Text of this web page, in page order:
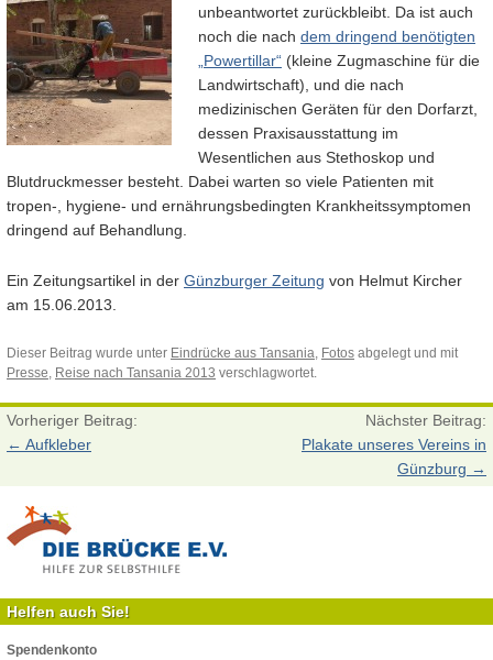
unbeantwortet zurückbleibt. Da ist auch
noch die nach dem dringend benötigten
„Powertillar“ (kleine Zugmaschine für die
Landwirtschaft), und die nach
medizinischen Geräten für den Dorfarzt,
dessen Praxisausstattung im
Wesentlichen aus Stethoskop und
Blutdruckmesser besteht. Dabei warten so viele Patienten mit
tropen-, hygiene- und ernährungsbedingten Krankheitssymptomen
dringend auf Behandlung.
Ein Zeitungsartikel in der Günzburger Zeitung von Helmut Kircher
am 15.06.2013.
Dieser Beitrag wurde unter Eindrücke aus Tansania, Fotos abgelegt und mit
Presse, Reise nach Tansania 2013 verschlagwortet.
Vorheriger Beitrag:
← Aufkleber
Nächster Beitrag:
Plakate unseres Vereins in
Günzburg →
Helfen auch Sie!
Spendenkonto